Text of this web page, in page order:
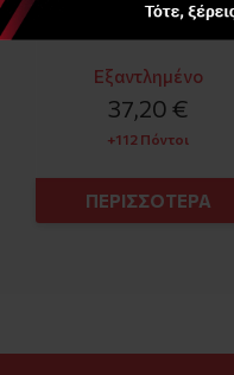
Εξαντλημένο
37,20 €
+112 Πόντοι
ΠΕΡΙΣΣΟΤΕΡΑ